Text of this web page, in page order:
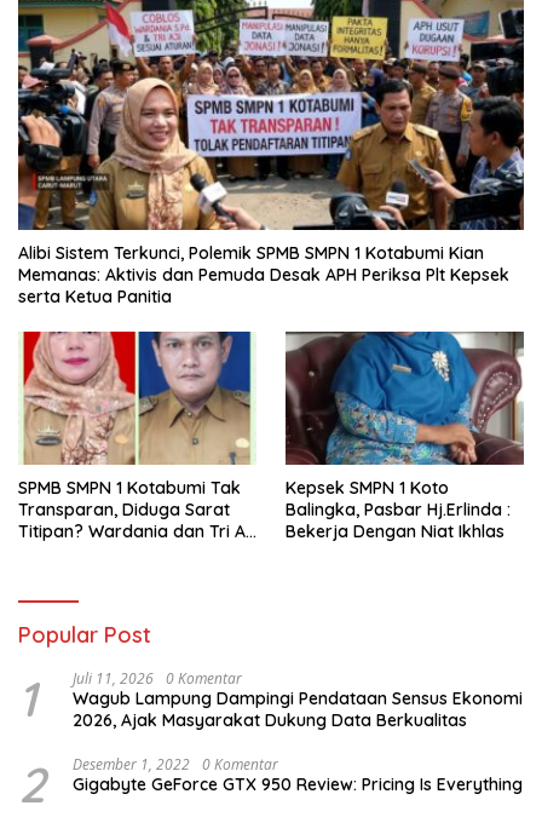
Alibi Sistem Terkunci, Polemik SPMB SMPN 1 Kotabumi Kian
Memanas: Aktivis dan Pemuda Desak APH Periksa Plt Kepsek
serta Ketua Panitia
SPMB SMPN 1 Kotabumi Tak
Transparan, Diduga Sarat
Titipan? Wardania dan Tri Aji
Kepsek SMPN 1 Koto
Balingka, Pasbar Hj.Erlinda :
Bekerja Dengan Niat Ikhlas
Popular Post
1 Juli 11, 2026 0 Komentar
Wagub Lampung Dampingi Pendataan Sensus Ekonomi
2026, Ajak Masyarakat Dukung Data Berkualitas
2 Desember 1, 2022 0 Komentar
Gigabyte GeForce GTX 950 Review: Pricing Is Everything